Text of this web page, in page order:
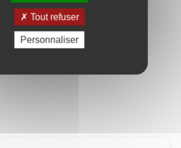
Tout refuser
Personnaliser